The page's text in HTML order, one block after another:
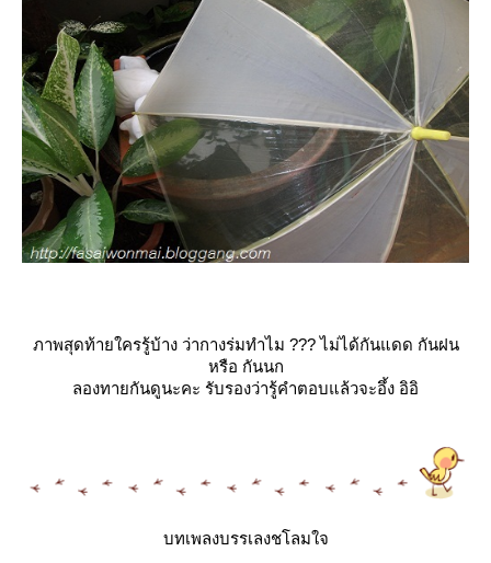
ภาพสุดท้ายใครรู้บ้าง ว่ากางร่มทำไม ??? ไม่ได้กันแดด กันฝน
หรือ กันนก
ลองทายกันดูนะคะ รับรองว่ารู้คำตอบแล้วจะอึ้ง อิอิ
บทเพลงบรรเลงชโลมใจ